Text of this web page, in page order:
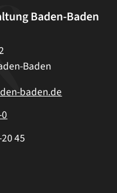
Baden-Baden
Baden
baden.de
45